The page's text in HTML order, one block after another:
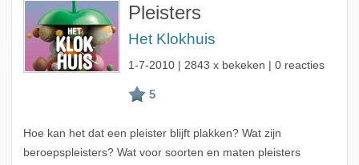
Pleisters
Het Klokhuis
1-7-2010| 2843 x bekeken | 0 reacties
Hoe kan het dat een pleister blijft plakken? Wat zijn
beroepspleisters? Wat voor soorten en maten pleisters